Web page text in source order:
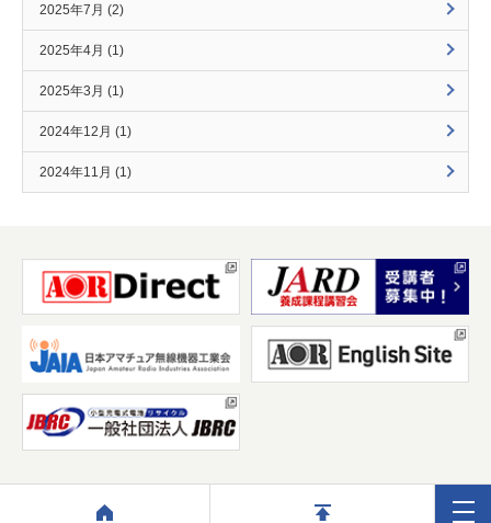
2025年7月 (2)
2025年4月 (1)
2025年3月 (1)
2024年12月 (1)
2024年11月 (1)